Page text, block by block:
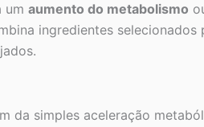
um aumento do metabolismo
ingredientes
da simples aceleração